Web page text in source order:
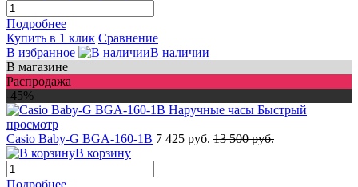
Подробнее
Купить в 1 клик Сравнение
В избранное
В наличии
В магазине
Распродажа
-45%
Быстрый
просмотр
Casio Baby-G BGA-160-1B 7 425 руб. 13 500 руб.
В корзину
Подробнее